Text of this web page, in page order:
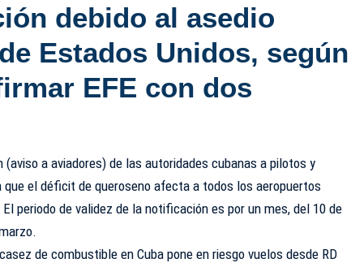
debido al asedio
Estados Unidos, según
EFE con dos
a aviadores) de las autoridades cubanas a pilotos y
el déficit de queroseno afecta a todos los aeropuertos
periodo de validez de la notificación es por un mes, del 10 de
de combustible en Cuba pone en riesgo vuelos desde RD